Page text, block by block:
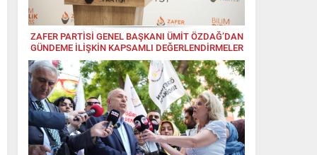
ZAFER PARTİSİ GENEL BAŞKANI ÜMİT ÖZDAĞ’DAN
GÜNDEME İLİŞKİN KAPSAMLI DEĞERLENDİRMELER